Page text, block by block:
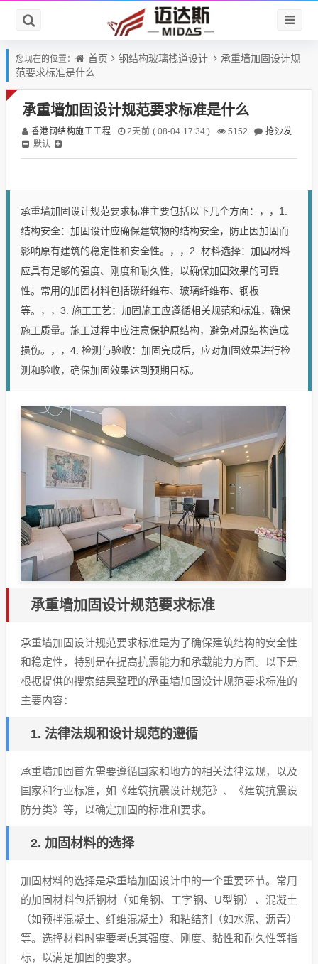
您现在的位置： 首页 钢结构玻璃栈道设计
承重墙加固设计规
范要求标准是什么
承重墙加固设计规范要求标准是什么
香港钢结构施工工程 2天前 ( 08-04 17:34 ) 5152
抢沙发
默认
承重墙加固设计规范要求标准主要包括以下几个方面：，，1.
结构安全：加固设计应确保建筑物的结构安全，防止因加固而
影响原有建筑的稳定性和安全性。，，2. 材料选择：加固材料
应具有足够的强度、刚度和耐久性，以确保加固效果的可靠
性。常用的加固材料包括碳纤维布、玻璃纤维布、钢板
等。，，3. 施工工艺：加固施工应遵循相关规范和标准，确保
施工质量。施工过程中应注意保护原结构，避免对原结构造成
损伤。，，4. 检测与验收：加固完成后，应对加固效果进行检
测和验收，确保加固效果达到预期目标。
承重墙加固设计规范要求标准
承重墙加固设计规范要求标准是为了确保建筑结构的安全性
和稳定性，特别是在提高抗震能力和承载能力方面。以下是
根据提供的搜索结果整理的承重墙加固设计规范要求标准的
主要内容：
1. 法律法规和设计规范的遵循
承重墙加固首先需要遵循国家和地方的相关法律法规，以及
国家和行业标准，如《建筑抗震设计规范》、《建筑抗震设
防分类》等，以确定加固的标准和要求。
2. 加固材料的选择
加固材料的选择是承重墙加固设计中的一个重要环节。常用
的加固材料包括钢材（如角钢、工字钢、U型钢）、混凝土
（如预拌混凝土、纤维混凝土）和粘结剂（如水泥、沥青）
等。选择材料时需要考虑其强度、刚度、黏性和耐久性等指
标，以满足加固的要求。